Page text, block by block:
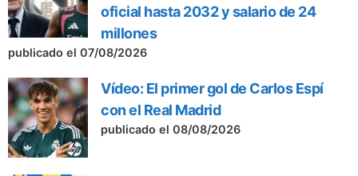
oficial hasta 2032 y salario de 24
millones
publicado el 07/08/2026
Vídeo: El primer gol de Carlos Espí
con el Real Madrid
publicado el 08/08/2026